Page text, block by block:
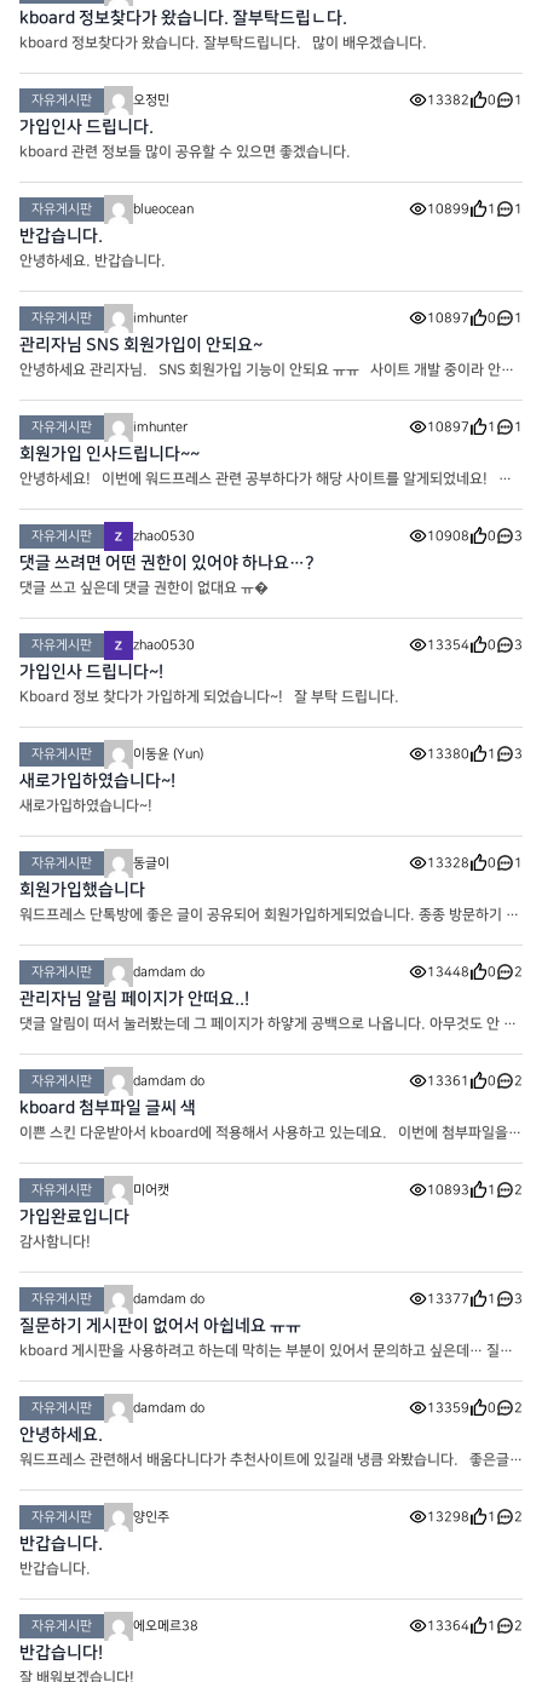
kboard 정보찾다가 왔습니다. 잘부탁드립ㄴ다.
kboard 정보찾다가 왔습니다. 잘부탁드립니다. 많이 배우겠습니다.
자유게시판 오정민 13382 0 1
가입인사 드립니다.
kboard 관련 정보들 많이 공유할 수 있으면 좋겠습니다.
자유게시판 blueocean 10899 1 1
반갑습니다.
안녕하세요. 반갑습니다.
자유게시판 imhunter 10897 0 1
관리자님 SNS 회원가입이 안되요~
안녕하세요 관리자님. SNS 회원가입 기능이 안되요 ㅠㅠ 사이트 개발 중이라 안뜬
자유게시판 imhunter 10897 1 1
회원가입 인사드립니다~~
안녕하세요! 이번에 워드프레스 관련 공부하다가 해당 사이트를 알게되었네요! 앞
자유게시판 zhao0530 10908 0 3
댓글 쓰려면 어떤 권한이 있어야 하나요…?
댓글 쓰고 싶은데 댓글 권한이 없대요 ㅠ�
자유게시판 zhao0530 13354 0 3
가입인사 드립니다~!
Kboard 정보 찾다가 가입하게 되었습니다~! 잘 부탁 드립니다.
자유게시판 이동윤 (Yun) 13380 1 3
새로가입하였습니다~!
새로가입하였습니다~!
자유게시판 동글이 13328 0 1
회원가입했습니다
워드프레스 단톡방에 좋은 글이 공유되어 회원가입하게되었습니다. 종종 방문하기 좋
자유게시판 damdam do 13448 0 2
관리자님 알림 페이지가 안떠요..!
댓글 알림이 떠서 눌러봤는데 그 페이지가 하얗게 공백으로 나옵니다. 아무것도 안 떠
자유게시판 damdam do 13361 0 2
kboard 첨부파일 글씨 색
이쁜 스킨 다운받아서 kboard에 적용해서 사용하고 있는데요. 이번에 첨부파일을
색으로 보여서 첨부파일이 있는지 없는지 확인이 안되네요
자유게시판 미어캣 10893 1 2
가입완료입니다
감사함니다!
자유게시판 damdam do 13377 1 3
질문하기 게시판이 없어서 아쉽네요 ㅠㅠ
kboard 게시판을 사용하려고 하는데 막히는 부분이 있어서 문의하고 싶은데… 질문
이상하게 파랑색 필터가 약하게 먹힌채로 올라가서… 어떻
자유게시판 damdam do 13359 0 2
안녕하세요.
워드프레스 관련해서 배움다니다가 추천사이트에 있길래 냉큼 와봤습니다. 좋은글
자유게시판 양인주 13298 1 2
반갑습니다.
반갑습니다.
자유게시판 에오메르38 13364 1 2
반갑습니다!
잘 배워보겠습니다!